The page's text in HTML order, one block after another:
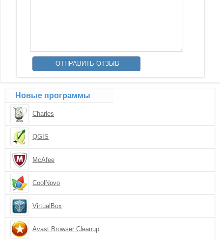
Новые программы
Charles
QGIS
McAfee
CoolNovo
VirtualBox
Avast Browser Cleanup